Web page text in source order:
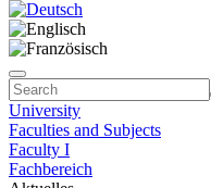
University
Faculties and Subjects
Faculty I
Fachbereich